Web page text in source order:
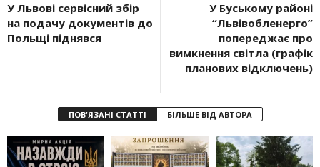
У Львові сервісний збір
на подачу документів до
Польщі піднявся
У Буському районі
“Львівобленерго”
попереджає про
вимкнення світла (графік
планових відключень)
ПОВ'ЯЗАНІ СТАТТІ БІЛЬШЕ ВІД АВТОРА